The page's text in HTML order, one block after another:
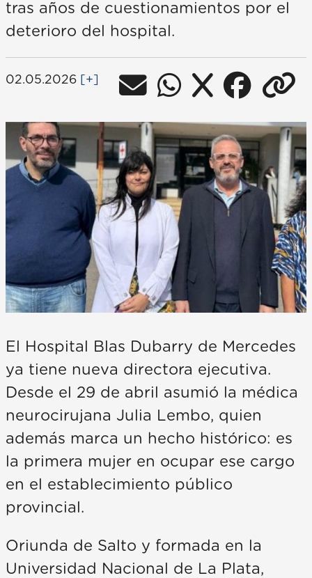
tras años de cuestionamientos por el
deterioro del hospital.
02.05.2026 [+]
El Hospital Blas Dubarry de Mercedes
ya tiene nueva directora ejecutiva.
Desde el 29 de abril asumió la médica
neurocirujana Julia Lembo, quien
además marca un hecho histórico: es
la primera mujer en ocupar ese cargo
en el establecimiento público
provincial.
Oriunda de Salto y formada en la
Universidad Nacional de La Plata,